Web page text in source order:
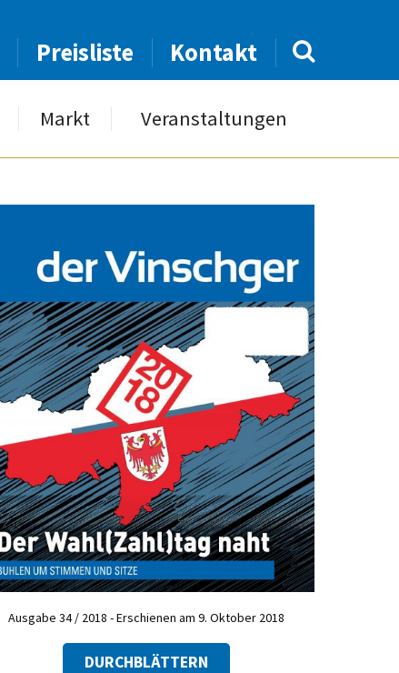
Preisliste Kontakt
Markt Veranstaltungen
Ausgabe 34 / 2018 - Erschienen am 9. Oktober 2018
DURCHBLÄTTERN